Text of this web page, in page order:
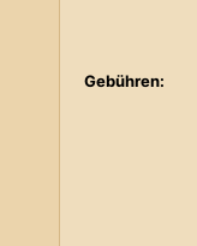
Gebühren: